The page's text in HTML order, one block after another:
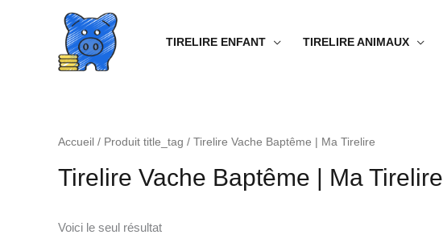
TIRELIRE ENFANT TIRELIRE ANIMAUX
Accueil / Produit title_tag / Tirelire Vache Baptême | Ma Tirelire
Tirelire Vache Baptême | Ma Tirelire
Voici le seul résultat